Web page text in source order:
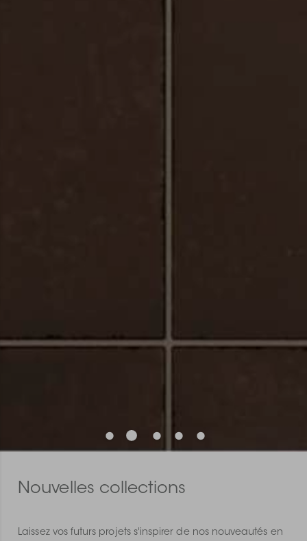
Nouvelles collections
Laissez vos futurs projets s'inspirer de nos nouveautés en